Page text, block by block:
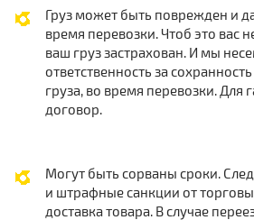
Груз может быть поврежден и
время перевозки. Чтоб это вас
ваш груз застрахован. И мы
ответственность за
груза, во время перевозки. Для
договор.
Могут быть сорваны сроки.
и штрафные санкции от
доставка товара. В случае